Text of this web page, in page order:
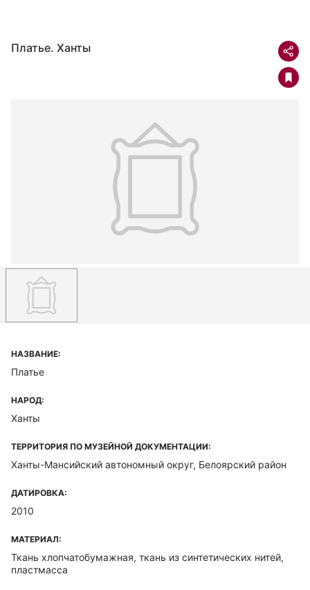
Платье. Ханты
НАЗВАНИЕ:
Платье
НАРОД:
Ханты
ТЕРРИТОРИЯ ПО МУЗЕЙНОЙ ДОКУМЕНТАЦИИ:
Ханты-Мансийский автономный округ, Белоярский район
ДАТИРОВКА:
2010
МАТЕРИАЛ:
Ткань хлопчатобумажная, ткань из синтетических нитей,
пластмасса